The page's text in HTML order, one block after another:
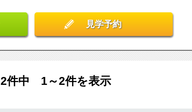
見学予約
2件中 1～2件を表示